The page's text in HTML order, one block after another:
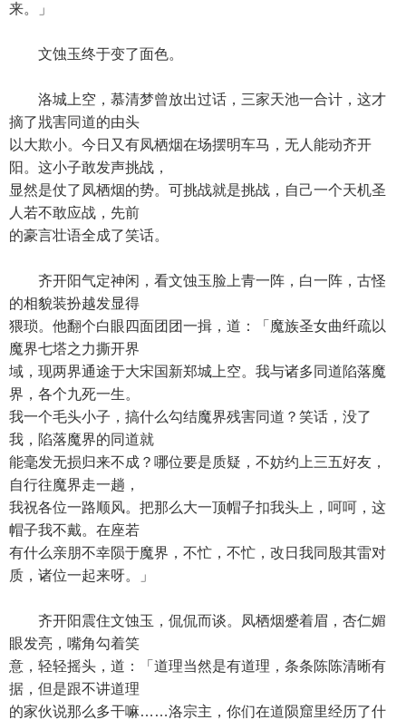
来。」
文蚀玉终于变了面色。
洛城上空，慕清梦曾放出过话，三家天池一合计，这才
摘了戕害同道的由头
以大欺小。今日又有凤栖烟在场摆明车马，无人能动齐开
阳。这小子敢发声挑战，
显然是仗了凤栖烟的势。可挑战就是挑战，自己一个天机圣
人若不敢应战，先前
的豪言壮语全成了笑话。
齐开阳气定神闲，看文蚀玉脸上青一阵，白一阵，古怪
的相貌装扮越发显得
猥琐。他翻个白眼四面团团一揖，道：「魔族圣女曲纤疏以
魔界七塔之力撕开界
域，现两界通途于大宋国新郑城上空。我与诸多同道陷落魔
界，各个九死一生。
我一个毛头小子，搞什么勾结魔界残害同道？笑话，没了
我，陷落魔界的同道就
能毫发无损归来不成？哪位要是质疑，不妨约上三五好友，
自行往魔界走一趟，
我祝各位一路顺风。把那么大一顶帽子扣我头上，呵呵，这
帽子我不戴。在座若
有什么亲朋不幸陨于魔界，不忙，不忙，改日我同殷其雷对
质，诸位一起来呀。」
齐开阳震住文蚀玉，侃侃而谈。凤栖烟蹙着眉，杏仁媚
眼发亮，嘴角勾着笑
意，轻轻摇头，道：「道理当然是有道理，条条陈陈清晰有
据，但是跟不讲道理
的家伙说那么多干嘛……洛宗主，你们在道陨窟里经历了什